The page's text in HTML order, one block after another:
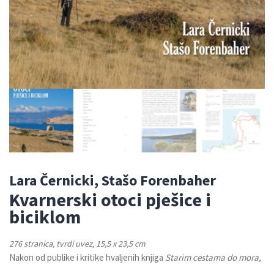
Lara Černicki, Stašo Forenbaher
Kvarnerski otoci pješice i
biciklom
276 stranica, tvrdi uvez, 15,5 x 23,5 cm
Nakon od publike i kritike hvaljenih knjiga Starim cestama do mora,